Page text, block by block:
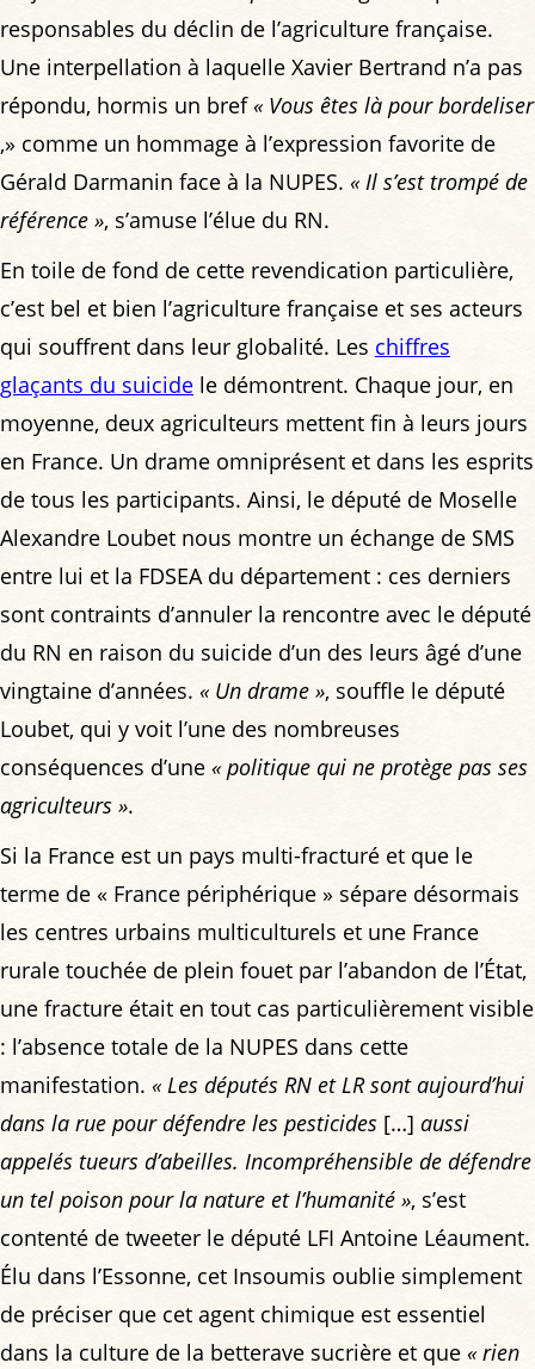
responsables du déclin de l’agriculture française.
Une interpellation à laquelle Xavier Bertrand n’a pas
répondu, hormis un bref« Vous êtes là pour bordeliser
,» comme un hommage à l’expression favorite de
Gérald Darmanin face à la NUPES. « Il s’est trompé de
référence », s’amuse l’élue du RN.
En toile de fond de cette revendication particulière,
c’est bel et bien l’agriculture française et ses acteurs
qui souffrent dans leur globalité. Les chiffres
glaçants du suicide le démontrent. Chaque jour, en
moyenne, deux agriculteurs mettent fin à leurs jours
en France. Un drame omniprésent et dans les esprits
de tous les participants. Ainsi, le député de Moselle
Alexandre Loubet nous montre un échange de SMS
entre lui et la FDSEA du département : ces derniers
sont contraints d’annuler la rencontre avec le député
du RN en raison du suicide d’un des leurs âgé d’une
vingtaine d’années. « Un drame », souffle le député
Loubet, qui y voit l’une des nombreuses
conséquences d’une « politique qui ne protège pas ses
agriculteurs ».
Si la France est un pays multi-fracturé et que le
terme de « France périphérique » sépare désormais
les centres urbains multiculturels et une France
rurale touchée de plein fouet par l’abandon de l’État,
une fracture était en tout cas particulièrement visible
: l’absence totale de la NUPES dans cette
manifestation. « Les députés RN et LR sont aujourd’hui
dans la rue pour défendre les pesticides […] aussi
appelés tueurs d’abeilles. Incompréhensible de défendre
un tel poison pour la nature et l’humanité », s’est
contenté de tweeter le député LFI Antoine Léaument.
Élu dans l’Essonne, cet Insoumis oublie simplement
de préciser que cet agent chimique est essentiel
dans la culture de la betterave sucrière et que « rien